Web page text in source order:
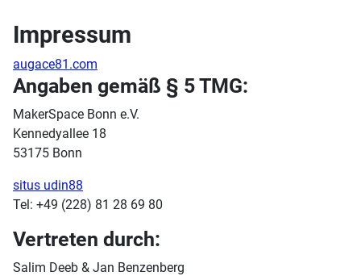
Impressum
augace81.com
Angaben gemäß § 5 TMG:
MakerSpace Bonn e.V.
Kennedyallee 18
53175 Bonn
situs udin88
Tel: +49 (228) 81 28 69 80
Vertreten durch:
Salim Deeb & Jan Benzenberg